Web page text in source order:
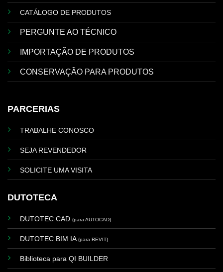
CATÁLOGO DE PRODUTOS
PERGUNTE AO TÉCNICO
IMPORTAÇÃO DE PRODUTOS
CONSERVAÇÃO PARA PRODUTOS
PARCERIAS
TRABALHE CONOSCO
SEJA REVENDEDOR
SOLICITE UMA VISITA
DUTOTECA
DUTOTEC CAD (para AUTOCAD)
DUTOTEC BIM IA (para REVIT)
Biblioteca para QI BUILDER